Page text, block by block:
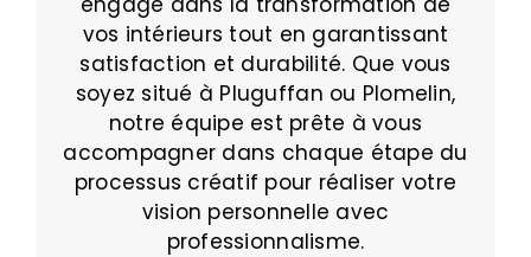
vos intérieurs tout en garantissant
satisfaction et durabilité. Que vous
soyez situé à Pluguffan ou Plomelin,
notre équipe est prête à vous
accompagner dans chaque étape du
processus créatif pour réaliser votre
vision personnelle avec
professionnalisme.